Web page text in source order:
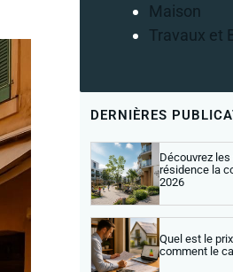
Maison
Travaux et
DERNIÈRES
Découvrez
résidence la
2026
Quel est le
comment le